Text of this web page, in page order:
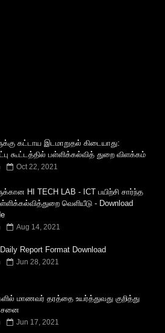
கட்டாய இடமாறுதல் கிடையாது:
கூட்டத்தில் பள்ளிக்கல்வித் துறை விளக்கம்
Oct 22, 2021
HI TECH LAB - ICT பயிற்சி சார்ந்த
வெளியீடு - Download
Aug 14, 2021
Report Format Download
Jun 28, 2021
மாணவர் தரத்தை உயர்த்துவது குறித்து
Jun 17, 2021